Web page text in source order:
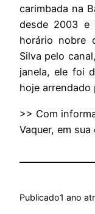
carimbada na
desde 2003 e
horário nobre
Silva pelo
janela, ele foi
hoje arrendado
>> Com
Vaquer, em
Publicado1 ano